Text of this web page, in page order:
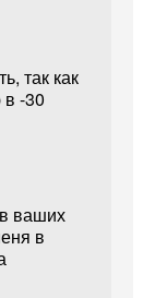
так как
-30
ваших
в